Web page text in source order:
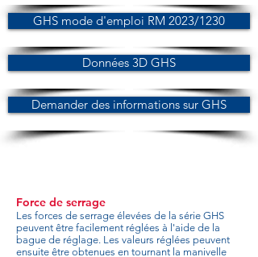
GHS mode d'emploi RM 2023/1230
Données 3D GHS
Demander des informations sur GHS
Force de serrage
Les forces de serrage élevées de la série GHS
peuvent être facilement réglées à l'aide de la
bague de réglage. Les valeurs réglées peuvent
ensuite être obtenues en tournant la manivelle